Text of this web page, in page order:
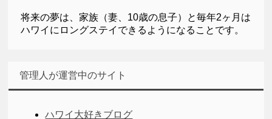
将来の夢は、家族（妻、10歳の息子）と毎年2ヶ月は
ハワイにロングステイできるようになることです。
管理人が運営中のサイト
ハワイ大好きブログ